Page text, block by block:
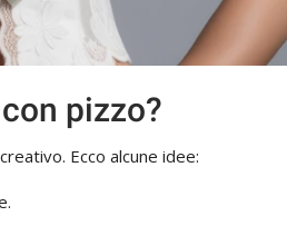
pizzo?
Ecco alcune idee: